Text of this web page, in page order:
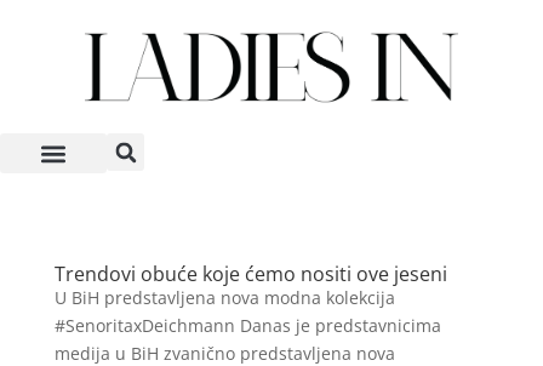
Trendovi obuće koje ćemo nositi ove jeseni
U BiH predstavljena nova modna kolekcija
#SenoritaxDeichmann Danas je predstavnicima
medija u BiH zvanično predstavljena nova